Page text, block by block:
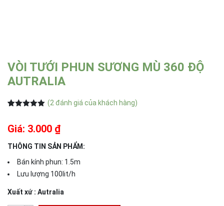
VÒI TƯỚI PHUN SƯƠNG MÙ 360 ĐỘ
AUTRALIA
đánh giá
(2 đánh giá của khách hàng)
Giá: 3.000 ₫
THÔNG TIN SẢN PHẨM:
Bán kính phun: 1.5m
Lưu lượng 100lit/h
Xuất xứ : Autralia